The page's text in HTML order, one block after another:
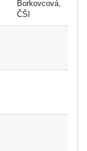
Borkovcová,
ČŠI